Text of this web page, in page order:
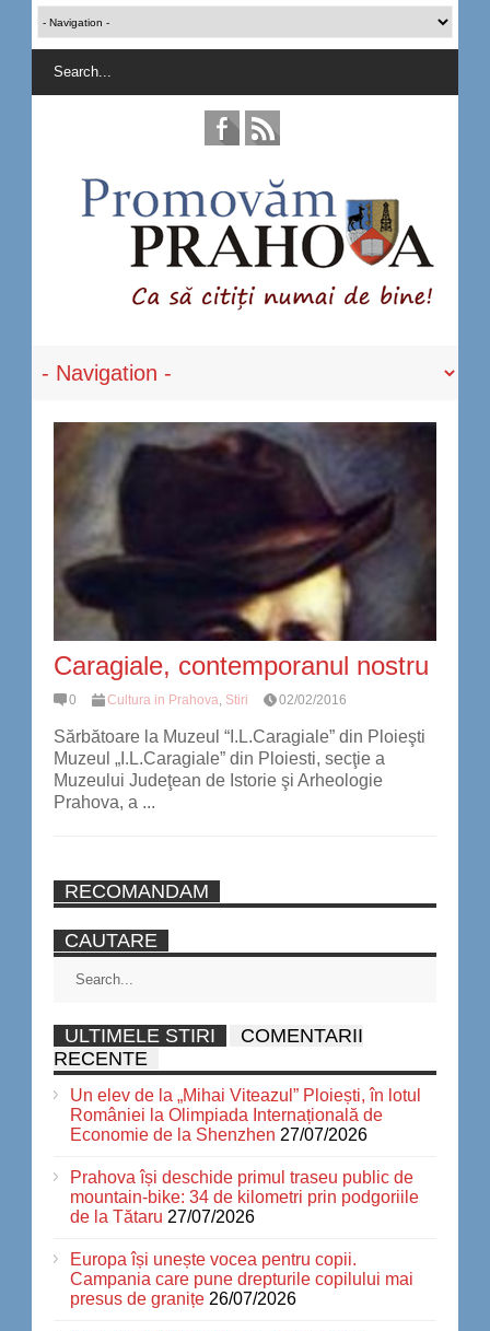
Caragiale, contemporanul nostru
0 Cultura in Prahova, Stiri 02/02/2016
Sărbătoare la Muzeul “I.L.Caragiale” din Ploieşti
Muzeul „I.L.Caragiale” din Ploiesti, secţie a
Muzeului Judeţean de Istorie şi Arheologie
Prahova, a ...
RECOMANDAM
CAUTARE
ULTIMELE STIRI
COMENTARII
RECENTE
Un elev de la „Mihai Viteazul” Ploiești, în lotul
României la Olimpiada Internațională de
Economie de la Shenzhen 27/07/2026
Prahova își deschide primul traseu public de
mountain-bike: 34 de kilometri prin podgoriile
de la Tătaru 27/07/2026
Europa își unește vocea pentru copii.
Campania care pune drepturile copilului mai
presus de granițe 26/07/2026